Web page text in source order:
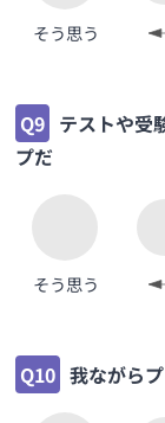
そう思う
Q9 テストや受
プだ
そう思う
Q10 我ながら